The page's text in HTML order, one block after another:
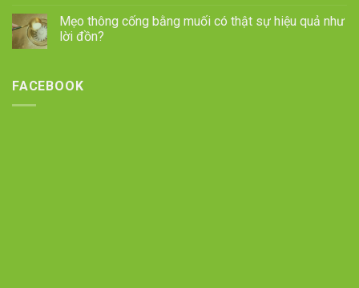
Mẹo thông cống bằng muối có thật sự hiệu quả như
lời đồn?
FACEBOOK